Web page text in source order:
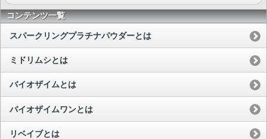
コンテンツ一覧
スパークリングプラチナパウダーとは
ミドリムシとは
バイオザイムとは
バイオザイムワンとは
リベイブとは